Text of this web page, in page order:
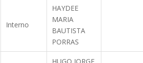
Interno
HAYDEE
MARIA
BAUTISTA
PORRAS